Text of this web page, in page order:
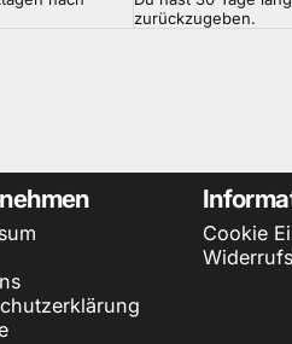
zurückzugeben.
Cookie